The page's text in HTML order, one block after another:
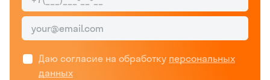
Даю согласие на обработку персональных
данных